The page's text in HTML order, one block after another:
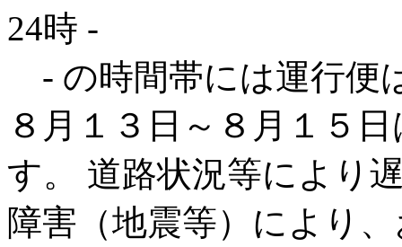
24時 -
- の時間帯には運行便
８月１３日～８月１５
す。 道路状況等により
障害（地震等）により